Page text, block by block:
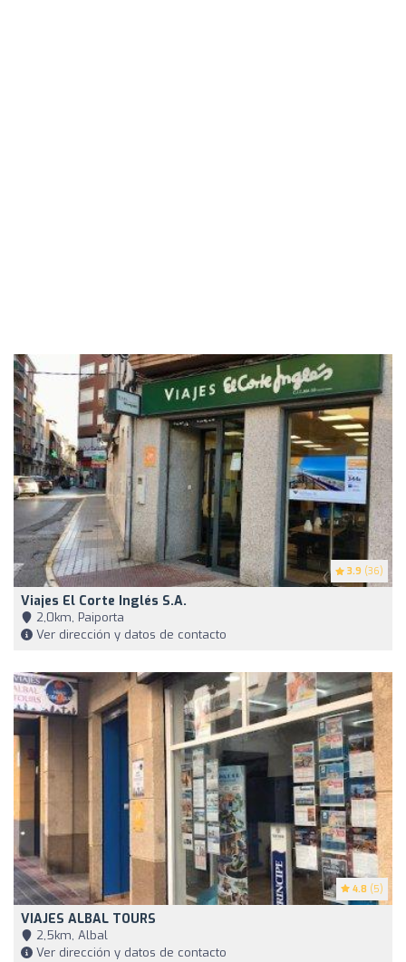
3.9 (36)
Viajes El Corte Inglés S.A.
2,0km, Paiporta
Ver dirección y datos de contacto
4.8 (5)
VIAJES ALBAL TOURS
2,5km, Albal
Ver dirección y datos de contacto